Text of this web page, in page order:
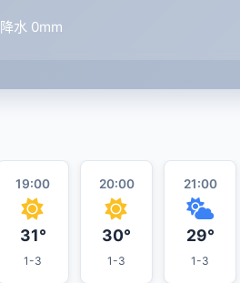
降水 0mm
19:00
31°
1-3
20:00
30°
1-3
21:00
29°
1-3